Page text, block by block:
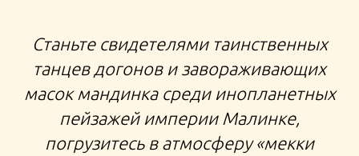
БАНДИАГАРА ДЖЕННЕ ТУР В ТИМБУКТУ МОПТИ
НИГЕР САХАРА ЭКСПЕДИЦИЯ В МАЛИ К ДОГОНАМ И
ТИМБУКТУ ЗАПАДНАЯ АФРИКА ТУР В МАЛИ ФУЛАНИ
БОЗО ТУАРЕГИ ПУСТЫНЯ САХАРА СОНГАЙ ТИМБУКТУ
Станьте свидетелями таинственных
танцев догонов и завораживающих
масок мандинка среди инопланетных
пейзажей империи Малинке,
погрузитесь в атмосферу «мекки